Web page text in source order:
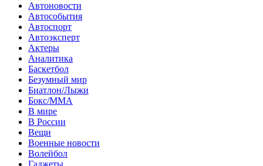
Автоновости
Автособытия
Автоспорт
Автоэксперт
Актеры
Аналитика
Баскетбол
Безумный мир
Биатлон/Лыжи
Бокс/MMA
В мире
В России
Вещи
Военные новости
Волейбол